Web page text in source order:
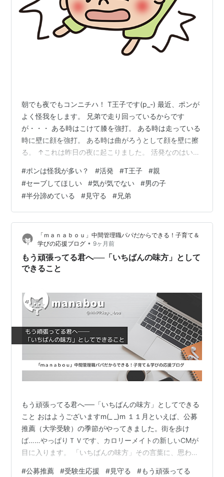
朝でも夜でもコンニチハ！ T王子です(p_-) 最近、ポンが
よく怪我をします。 兄弟で走り回っているからです
が・・・ ある時はこけて膝を強打。 ある時は走っている
時に壁に顔を強打。 ある時は曲がろうとして顔を壁に擦
る。 ↑これは昨日の夜に起こりました。 活発なのはいい
嫁さんも気が気でないみたいですし••• ※男の子なので半
分諦めてます（笑） ただ、大きなケガだけしないように
ソッと見守っていければと思います。 (；一_一) では×2
#ポンは怪我が多い？ #活発 #T王子 #親
#セーブしてほしい #気が気でない #男の子
#半分諦めている #見守る #兄弟
「ｍａｎａｂｏｕ」中間管理職パパだからできる！子育て＆
学びの応援ブログ • 9ヶ月前
もう頑張ってる君へ──「いちばんの味方」として
できること
もう頑張ってる君へ──「いちばんの味方」としてできる
こと おはようございますm(_ _)m １１月といえば、公募
推薦（大学受験）の季節がやってきました。街を歩け
ば……やっぱりＴＶです、カロリーメイトの新しいCMが
目に入ります。 「いちばんの味方」その言葉に、思わず
#公募推薦 #受験生応援 #見守る #もう頑張ってる